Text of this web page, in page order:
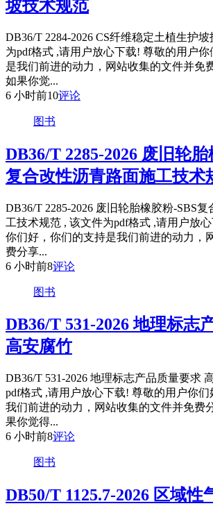
坡技术规范
DB36/T 2284-2026 CS纤维稳定土植生护
为pdf格式 ,请用户放心下载! 尊敬的用户
是我们前进的动力，网站收集的文件并免
如果你觉...
6 小时前10评论
图书
DB36/T 2285-2026 废旧轮胎
复合改性沥青路面施工技术
DB36/T 2285-2026 废旧轮胎橡胶粉-SBS
工技术规范 , 该文件为pdf格式 ,请用户放
你们好，你们的支持是我们前进的动力，
费分享...
6 小时前8评论
图书
DB36/T 531-2026 地理标志
高安腐竹
DB36/T 531-2026 地理标志产品质量要求
pdf格式 ,请用户放心下载! 尊敬的用户你
我们前进的动力，网站收集的文件并免费
果你觉得...
6 小时前8评论
图书
DB50/T 1125.7-2026 区域性